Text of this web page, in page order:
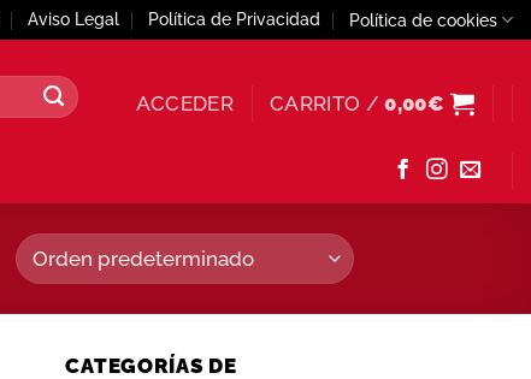
Aviso Legal Política de Privacidad Política de cookies
ACCEDER CARRITO /0,00€
CATEGORÍAS DE